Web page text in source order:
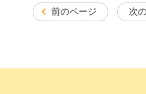
前のページ 次